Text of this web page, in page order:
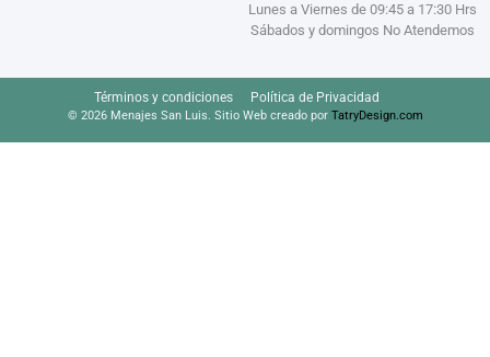
Lunes a Viernes de 09:45 a 17:30 Hrs
Sábados y domingos No Atendemos
Términos y condiciones Política de Privacidad
© 2026 Menajes San Luis. Sitio Web creado por TatryDesign.com